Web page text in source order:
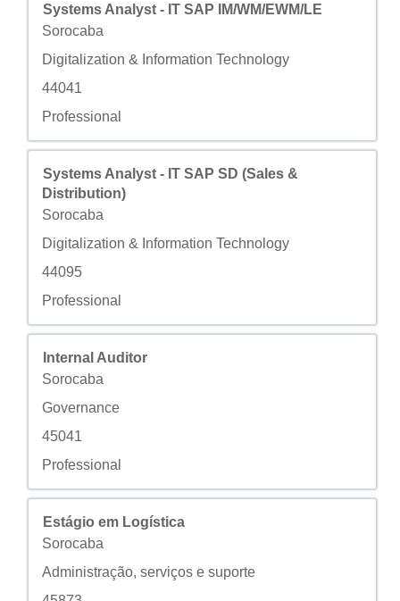
모집공고
Systems Analyst - IT SAP IM/WM/EWM/LE
구/군/시
Sorocaba
사용자 지정 필드 2
Digitalization & Information Technology
사용자 지정 필드 3
44041
사용자 지정 필드 4
Professional
스페이스바를 눌러 선택하면 직무 정보의 전체 컨텐트를
모집공고
Systems Analyst - IT SAP SD (Sales &
Distribution)
구/군/시
Sorocaba
사용자 지정 필드 2
Digitalization & Information Technology
사용자 지정 필드 3
44095
사용자 지정 필드 4
Professional
스페이스바를 눌러 선택하면 직무 정보의 전체 컨텐트를
모집공고
Internal Auditor
구/군/시
Sorocaba
사용자 지정 필드 2
Governance
사용자 지정 필드 3
45041
사용자 지정 필드 4
Professional
스페이스바를 눌러 선택하면 직무 정보의 전체 컨텐트를
모집공고
Estágio em Logística
구/군/시
Sorocaba
사용자 지정 필드 2
Administração, serviços e suporte
사용자 지정 필드 3
스페이스바를 눌러 선택하면 직무 정보의 전체 컨텐트를